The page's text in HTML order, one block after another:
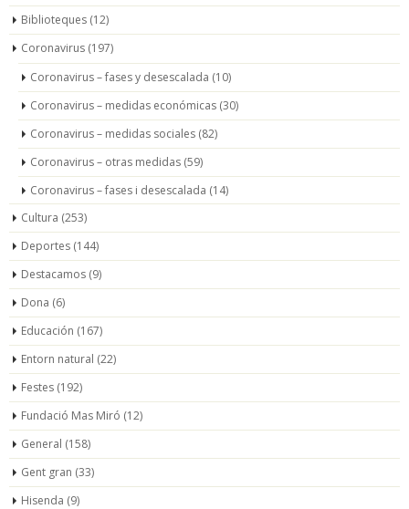
Biblioteques (12)
Coronavirus (197)
Coronavirus – fases y desescalada (10)
Coronavirus – medidas económicas (30)
Coronavirus – medidas sociales (82)
Coronavirus – otras medidas (59)
Coronavirus – fases i desescalada (14)
Cultura (253)
Deportes (144)
Destacamos (9)
Dona (6)
Educación (167)
Entorn natural (22)
Festes (192)
Fundació Mas Miró (12)
General (158)
Gent gran (33)
Hisenda (9)